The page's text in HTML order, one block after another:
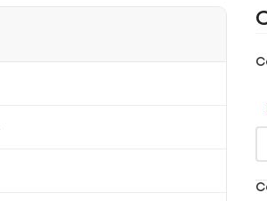
- Pueden
temperatura
- Designación de las
- Vencimiento de un
10 años desde su
- País de Origen:
- Polaridad del borne
- Tensión nominal: 1.4V